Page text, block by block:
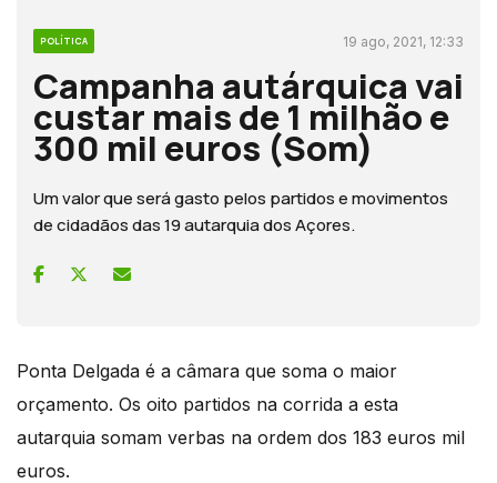
POLÍTICA 19 ago, 2021, 12:33
Campanha autárquica vai
custar mais de 1 milhão e
300 mil euros (Som)
Um valor que será gasto pelos partidos e movimentos
de cidadãos das 19 autarquia dos Açores.
Ponta Delgada é a câmara que soma o maior
orçamento. Os oito partidos na corrida a esta
autarquia somam verbas na ordem dos 183 euros mil
euros.